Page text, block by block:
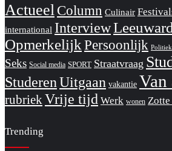
Actueel Column Culinair
international Interview
OpmerkelijkPersoonlijk Politiek
Seks Social media SPORT Straatvraag
StuderenUitgaan vakantie Van
rubriekVrije tijd Werk wonen
Trending